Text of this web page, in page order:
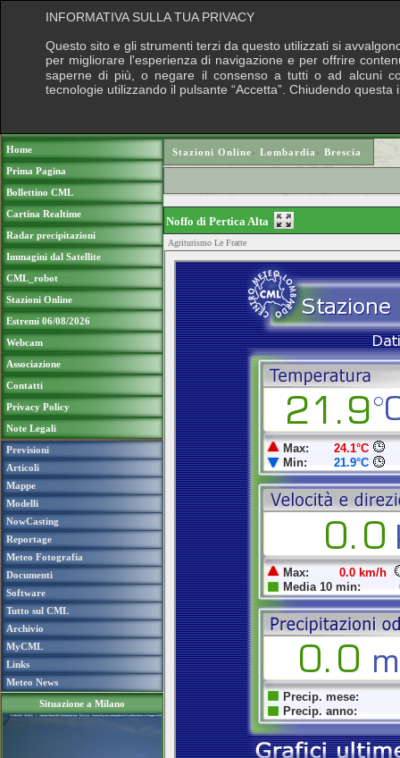
Home
Prima Pagina
Bollettino CML
Cartina Realtime
Radar precipitazioni
Immagini dal Satellite
CML_robot
Stazioni Online
Estremi 06/08/2026
Webcam
Associazione
Contatti
Privacy Policy
Note Legali
Previsioni
Articoli
Mappe
Modelli
NowCasting
Reportage
Meteo Fotografia
Documenti
Software
Tutto sul CML
Archivio
MyCML
Links
Meteo News
Situazione a Milano
Stazioni Online› Lombardia › Brescia
Noffo di Pertica Alta
Agriturismo Le Fratte
INFORMATIVA SULLA TUA PRIVACY
Questo sito e gli strumenti terzi da questo utilizzati si
per migliorare l'esperienza di navigazione e per offrire
saperne di più, o negare il consenso a tutti o ad alcuni
tecnologie utilizzando il pulsante “Accetta”. Chiudendo